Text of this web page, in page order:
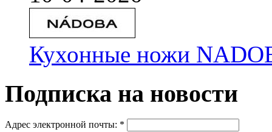
Кухонные ножи
Подписка на новости
Адрес электронной почты: *